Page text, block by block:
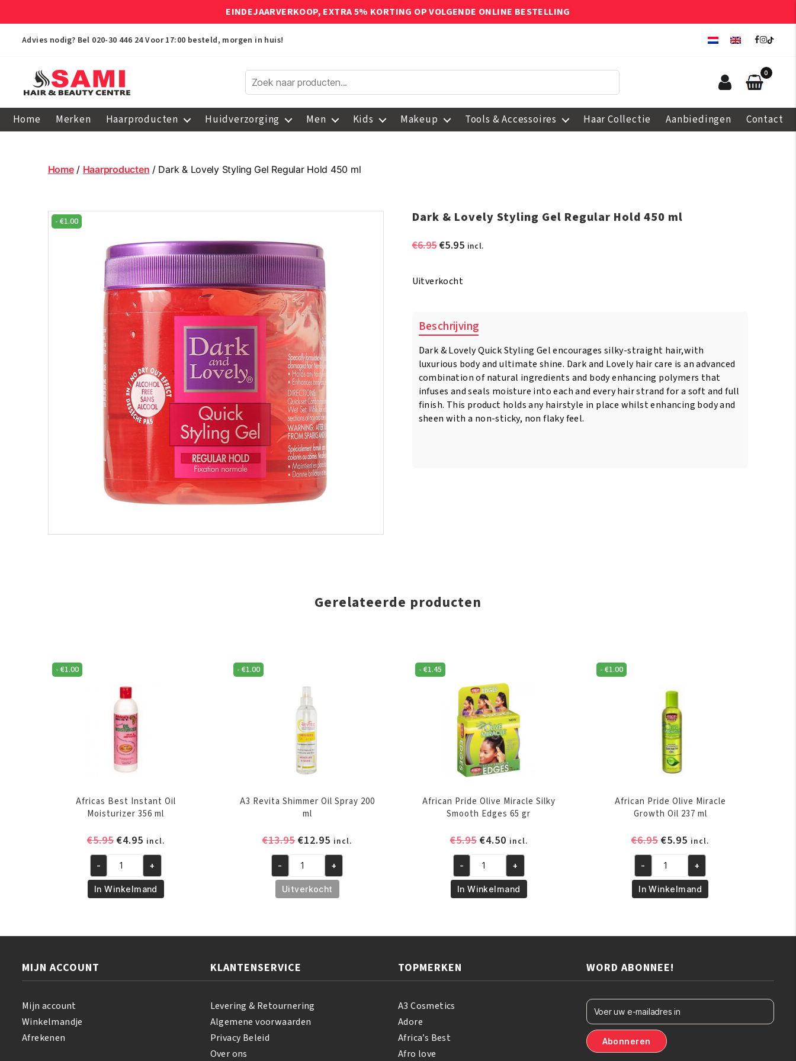
EINDEJAARVERKOOP, EXTRA 5% KORTING OP VOLGENDE ONLINE BESTELLING
Advies nodig? Bel 020-30 446 24 Voor 17:00 besteld, morgen in huis!
Hair
Centre
0
Home Merken Haarproducten Huidverzorging Men Kids Makeup Tools & Accessoires Haar Collectie Aanbiedingen Contact
Home/ Haarproducten / Dark & Lovely Styling Gel Regular Hold 450 ml
- €1.00 Dark & Lovely Styling Gel Regular Hold 450 ml
€6.95Oorspronkelijke
€6.95.
€5.95Huidige
incl.
Uitverkocht
Beschrijving
Dark & Lovely Quick Styling Gel encourages silky-straight hair,with
luxurious body and ultimate shine. Dark and Lovely hair care is an advanced
combination of natural ingredients and body enhancing polymers that
infuses and seals moisture into each and every hair strand for a soft and full
finish. This product holds any hairstyle in place whilst enhancing body and
sheen with a non-sticky, non flaky feel.
Gerelateerde producten
- €1.00
Africas Best Instant Oil
Moisturizer 356 ml
€5.95 Oorspronkelijke
was:
€5.95.
€4.95Huidige
prijs
is:
€4.95.
incl.
Africas
Best
Instant
aantal
- +
In Winkelmand
-€1.00
A3 Revita Shimmer Oil Spray 200
ml
€13.95Oorspronkelijke
was:
€13.95.
€12.95 Huidige
prijs
is:
€12.95.
incl.
A3
Revita
Shimmer
aantal
- +
Uitverkocht
- €1.45
African Pride Olive Miracle Silky
Smooth Edges 65 gr
€5.95 Oorspronkelijke
was:
€5.95.
€4.50Huidige
prijs
is:
€4.50.
incl.
African
Pride
Olive
65
gr
- +
In Winkelmand
-€1.00
African Pride Olive Miracle
Growth Oil 237 ml
€6.95 Oorspronkelijke
was:
€6.95.
€5.95 Huidige
prijs
is:
€5.95.
incl.
African
Pride
Olive
ml
aantal
- +
In Winkelmand
MIJN ACCOUNT
Mijn account
Winkelmandje
Afrekenen
KLANTENSERVICE
Levering & Retournering
Algemene voorwaarden
Privacy Beleid
Over ons
TOPMERKEN
A3 Cosmetics
Adore
Africa’s Best
Afro love
WORD ABONNEE!